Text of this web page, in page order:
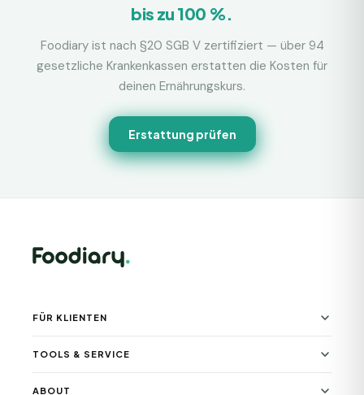
bis zu 100 %.
Foodiary ist nach §20 SGB V zertifiziert — über 94
gesetzliche Krankenkassen erstatten die Kosten für
deinen Ernährungskurs.
Erstattung prüfen
FÜR KLIENTEN
TOOLS & SERVICE
ABOUT